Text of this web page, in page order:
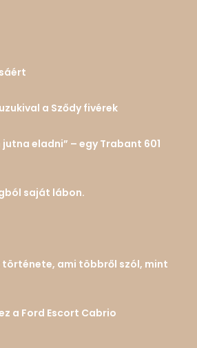
a Sződy fivérek
eladni” – egy Trabant 601
saját lábon.
története, ami többről szól, mint
a Ford Escort Cabrio